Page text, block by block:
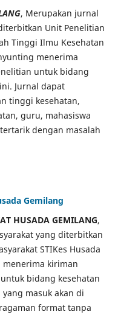
, Merupakan jurnal
Unit Penelitian
Tinggi Ilmu Kesehatan
menerima
untuk bidang
Jurnal dapat
tinggi kesehatan,
guru, mahasiswa
dengan masalah
Gemilang
HUSADA GEMILANG,
yang diterbitkan
STIKes Husada
menerima kiriman
bidang kesehatan
masuk akan di
format tanpa